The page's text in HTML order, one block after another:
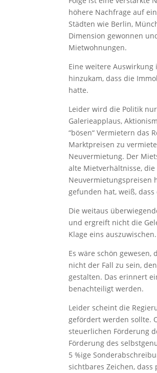
höhere Nachfrage auf
Städten wie Berlin,
Dimension gewonnen
Mietwohnungen.
Eine weitere
hinzukam, dass die
hatte.
Leider wird die Politik
Galerieapplaus,
“bösen“ Vermietern das
Marktpreisen zu
Neuvermietung. Der
alte Mietverhältnisse,
Neuvermietungspreisen
gefunden hat, weiß,
Die weitaus
und ergreift nicht die
Klage eins auszuwischen.
Es wäre schön
nicht der Fall zu sein,
gestalten. Das erinnert
benachteiligt werden.
Leider scheint die
gefördert werden sollte.
steuerlichen Förderung
Förderung des
5 %ige
sichtbares Zeichen,